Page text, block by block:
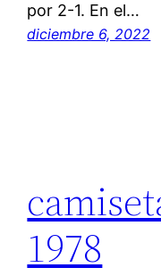
por 2-1. En el…
diciembre 6, 2022
1978